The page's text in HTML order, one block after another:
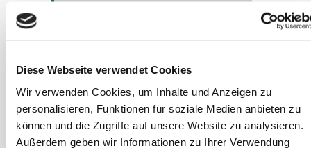
Diese Webseite verwendet Cookies
Wir verwenden Cookies, um Inhalte und Anzeigen zu
personalisieren, Funktionen für soziale Medien anbieten zu
können und die Zugriffe auf unsere Website zu analysieren.
Außerdem geben wir Informationen zu Ihrer Verwendung
Belohnung falscher